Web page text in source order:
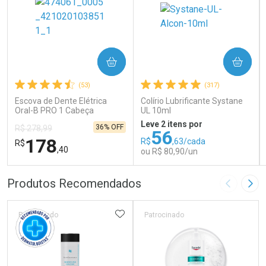
(53)
Escova de Dente Elétrica
Oral-B PRO 1 Cabeça
Redonda Recarregável 1
Unidade
R$ 278,99
R$178,40
36% OFF
COMPRAR
FECHAR
FECHAR
Por Menos
(317)
Colírio Lubrificante Systane
UL 10ml
Leve 2 itens por
R$56,63/cada
ou R$ 80,90/un
COMPRAR
Por Menos
Produtos Recomendados Imagem
Patrocinado ADICIONAR AOS FAVORITOS
Patrocinado